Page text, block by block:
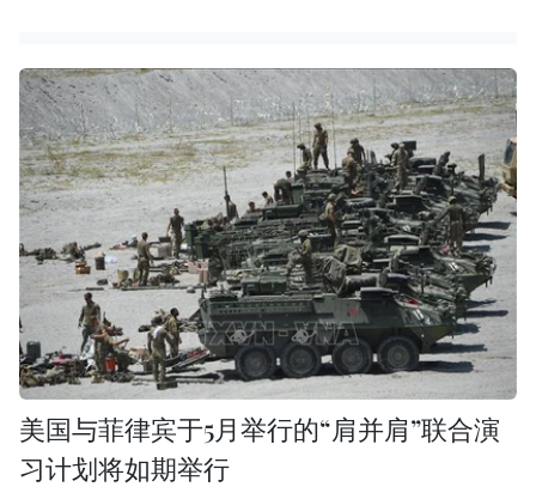
美国与菲律宾于5月举行的“肩并肩”联合演
习计划将如期举行